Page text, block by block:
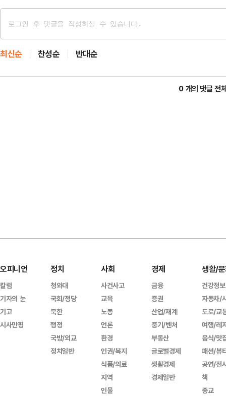
최신순 찬성순 반대순
0 개의 댓글 전
오피니언
칼럼
기자의 눈
기고
시사만평
정치
청와대
국회/정당
북한
행정
국방/외교
정치일반
사회
사건사고
교육
노동
언론
환경
인권/복지
식품/의료
지역
인물
경제
금융
증권
산업/재계
중기/벤처
부동산
글로벌경제
생활경제
경제일반
생활/
건강정보
자동차/
도로/교
여행/레
음식/맛
패션/뷰
공연/전
책
종교